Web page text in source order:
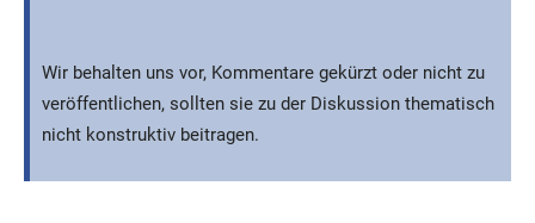
Wir behalten uns vor, Kommentare gekürzt oder nicht zu
veröffentlichen, sollten sie zu der Diskussion thematisch
nicht konstruktiv beitragen.